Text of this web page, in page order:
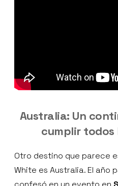
Australia: Un
cumplir todos
Otro destino que parece
White es Australia. El año